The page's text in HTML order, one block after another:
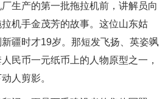
产的第一批拖拉机前，讲解员向
机手金茂芳的故事。这位山东姑
疆时才19岁。那短发飞扬、英姿飒
民币一元纸币上的人物原型之一，
人剪影。